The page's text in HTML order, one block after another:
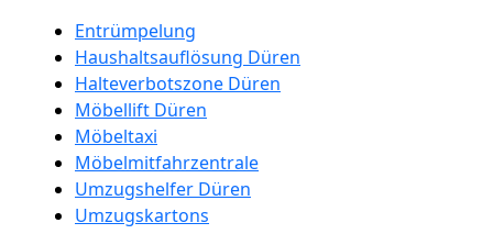
Entrümpelung
Haushaltsauflösung Düren
Halteverbotszone Düren
Möbellift Düren
Möbeltaxi
Möbelmitfahrzentrale
Umzugshelfer Düren
Umzugskartons